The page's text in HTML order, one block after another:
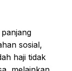
sosial,
haji tidak